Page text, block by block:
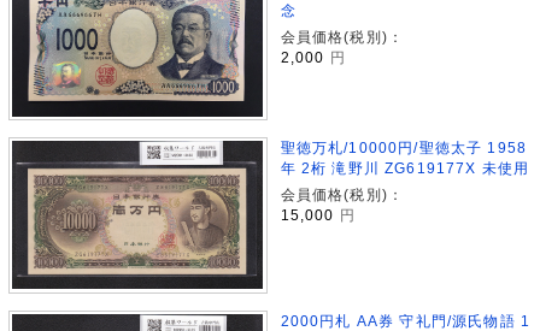
念
会員価格(税別)：
2,000 円
聖徳万札/10000円/聖徳太子 1958
年 2桁 滝野川 ZG619177X 未使用
会員価格(税別)：
15,000 円
2000円札 AA券 守礼門/源氏物語 1